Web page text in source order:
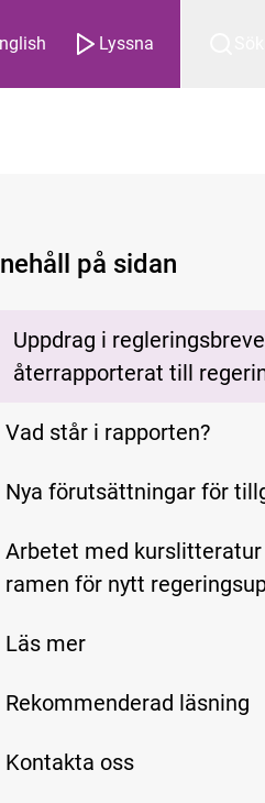
Lyssna
på sidan
Uppdrag i
återrapporterat till
Vad står i rapporten?
Nya förutsättningar för
Arbetet med
ramen för nytt
Läs mer
Rekommenderad läsning
Kontakta oss